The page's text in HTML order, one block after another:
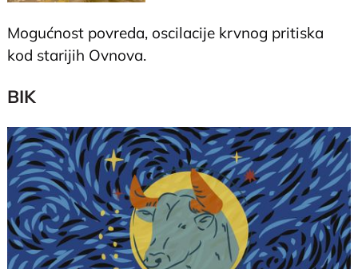
Mogućnost povreda, oscilacije krvnog pritiska
kod starijih Ovnova.
BIK